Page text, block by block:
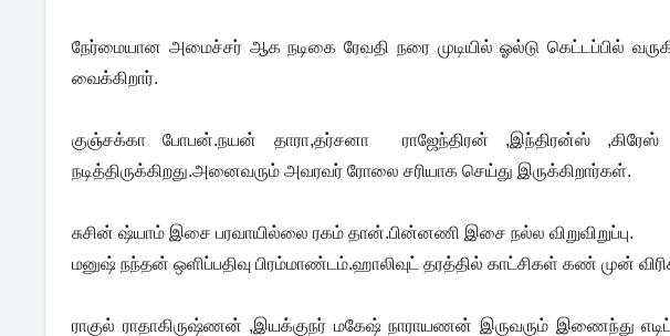
நேர்மையான அமைச்சர் ஆக நடிகை ரேவதி நரை முடியில் ஓல்டு கெட்டப்பில்
வைக்கிறார்.
குஞ்சக்கா போபன்.நயன் தாரா,தர்சனா ராஜேந்திரன் ,இந்திரன்ஸ்
நடித்திருக்கிறது.அனைவரும் அவரவர் ரோலை சரியாக செய்து இருக்கிறார்கள்.
சுசின் ஷ்யாம் இசை பரவாயில்லை ரகம் தான்.பின்னணி இசை நல்ல விறுவிறுப்பு.
மனுஷ் நந்தன் ஒளிப்பதிவு பிரம்மாண்டம்.ஹாலிவுட் தரத்தில் காட்சிகள் கண் முன்
ராகுல் ராதாகிருஷ்ணன் ,இயக்குநர் மகேஷ் நாராயணன் இருவரும் இணைந்து